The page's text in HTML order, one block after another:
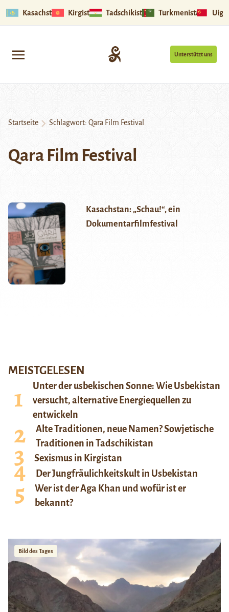
Kasachstan Kirgistan Tadschikistan Turkmenistan
Unterstützt uns
Startseite Schlagwort: Qara Film Festival
Qara Film Festival
Kasachstan: „Schau!“, ein
Dokumentarfilmfestival
MEISTGELESEN
Unter der usbekischen Sonne: Wie Usbekistan
versucht, alternative Energiequellen zu
entwickeln
Alte Traditionen, neue Namen? Sowjetische
Traditionen in Tadschikistan
Sexismus in Kirgistan
Der Jungfräulichkeitskult in Usbekistan
Wer ist der Aga Khan und wofür ist er
bekannt?
Bild des Tages